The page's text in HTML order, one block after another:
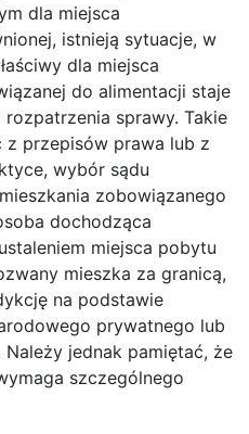
dla miejsca
istnieją sytuacje, w
dla miejsca
do alimentacji staje
sprawy. Takie
z przepisów prawa lub z
wybór sądu
zobowiązanego
dochodząca
miejsca pobytu
mieszka za granicą,
na podstawie
prywatnego lub
jednak pamiętać, że
szczególnego